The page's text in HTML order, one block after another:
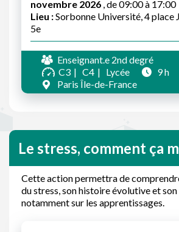
novembre 2026 , de 09:00 à 17:00
Lieu :Sorbonne Université, 4 place
5e
Enseignant.e 2nd degré
C3
C4 Lycée
9 h
Paris Île-de-France
Le stress, comment ça
Cette action permettra de
du stress, son histoire évolutive et
notamment sur les apprentissages.